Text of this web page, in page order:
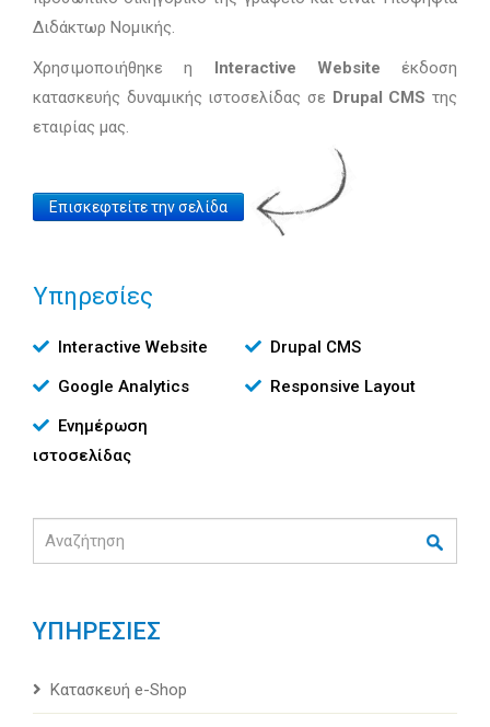
Διδάκτωρ Νομικής.
Χρησιμοποιήθηκε η Interactive Website έκδοση
κατασκευής δυναμικής ιστοσελίδας σε Drupal CMS της
εταιρίας μας.
Website
Επισκεφτείτε την σελίδα
Υπηρεσίες
Υπηρεσίες
Interactive Website
Drupal CMS
Google Analytics
Responsive Layout
Ενημέρωση
ιστοσελίδας
ΥΠΗΡΕΣΙΕΣ
Κατασκευή e-Shop